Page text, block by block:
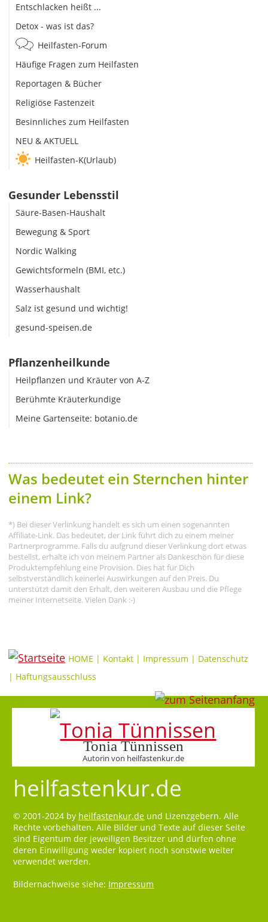
Entschlacken heißt ...
Detox - was ist das?
Heilfasten-Forum
Häufige Fragen zum Heilfasten
Reportagen & Bücher
Religiöse Fastenzeit
Besinnliches zum Heilfasten
NEU & AKTUELL
Heilfasten-K(Urlaub)
Gesunder Lebensstil
Säure-Basen-Haushalt
Bewegung & Sport
Nordic Walking
Gewichtsformeln (BMI, etc.)
Wasserhaushalt
Salz ist gesund und wichtig!
gesund-speisen.de
Pflanzenheilkunde
Heilpflanzen und Kräuter von A-Z
Berühmte Kräuterkundige
Meine Gartenseite: botanio.de
Was bedeutet ein Sternchen hinter
einem Link?
*) Bei dieser Verlinkung handelt es sich um einen sogenannten
Affiliate-Link. Das bedeutet, der Link führt dich zu einem meiner
Partnerprogramme. Falls du aufgrund dieser Verlinkung dort etwas
bestellst, erhalte ich von meinem Partner als Dankeschön für diese
Produktempfehlung eine Provision. Dies hat für Dich
selbstverständlich keinerlei Auswirkungen auf den Preis. Du
unterstützt damit den Erhalt, den weiteren Ausbau und die Pflege
meiner Internetseite. Vielen Dank :-)
HOME | Kontakt | Impressum | Datenschutz
| Haftungsausschluss
Tonia Tünnissen
Autorin von heilfastenkur.de
heilfastenkur.de
© 2001-2024 by heilfastenkur.de und Lizenzgebern. Alle
Rechte vorbehalten. Alle Bilder und Texte auf dieser Seite
sind Eigentum der jeweiligen Besitzer und dürfen ohne
deren Einwilligung weder kopiert noch sonstwie weiter
verwendet werden.
Bildernachweise siehe: Impressum